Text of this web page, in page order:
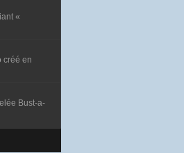
«
créé en
Bust-a-